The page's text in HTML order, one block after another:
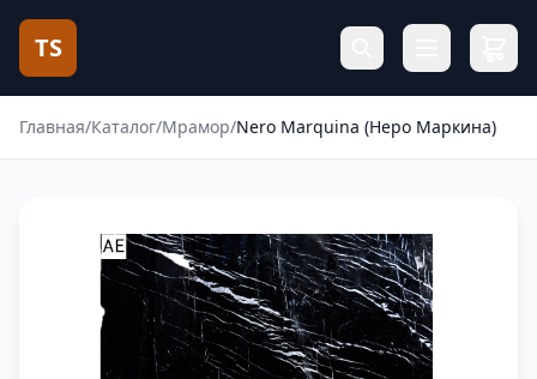
TS
Главная/Каталог/Мрамор/Nero Marquina (Неро Маркина)